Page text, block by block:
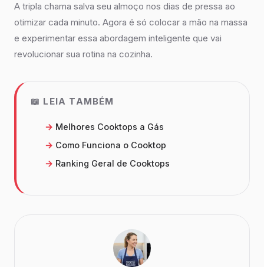
A tripla chama salva seu almoço nos dias de pressa ao
otimizar cada minuto. Agora é só colocar a mão na massa
e experimentar essa abordagem inteligente que vai
revolucionar sua rotina na cozinha.
📖 LEIA TAMBÉM
Melhores Cooktops a Gás
Como Funciona o Cooktop
Ranking Geral de Cooktops